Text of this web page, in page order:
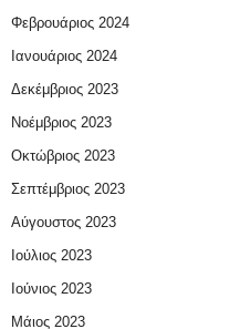
Φεβρουάριος 2024
Ιανουάριος 2024
Δεκέμβριος 2023
Νοέμβριος 2023
Οκτώβριος 2023
Σεπτέμβριος 2023
Αύγουστος 2023
Ιούλιος 2023
Ιούνιος 2023
Μάιος 2023